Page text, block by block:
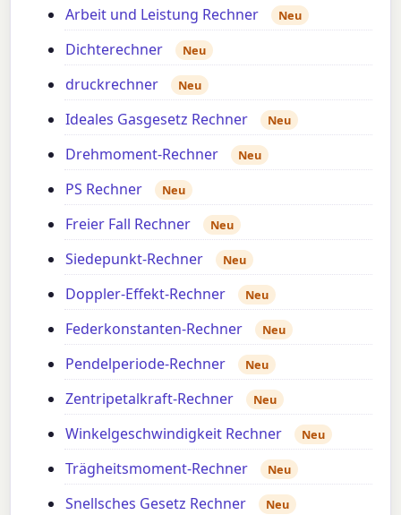
Arbeit und Leistung Rechner Neu
Dichterechner Neu
druckrechner Neu
Ideales Gasgesetz Rechner Neu
Drehmoment-Rechner Neu
PS Rechner Neu
Freier Fall Rechner Neu
Siedepunkt-Rechner Neu
Doppler-Effekt-Rechner Neu
Federkonstanten-Rechner Neu
Pendelperiode-Rechner Neu
Zentripetalkraft-Rechner Neu
Winkelgeschwindigkeit Rechner Neu
Trägheitsmoment-Rechner Neu
Snellsches Gesetz Rechner Neu